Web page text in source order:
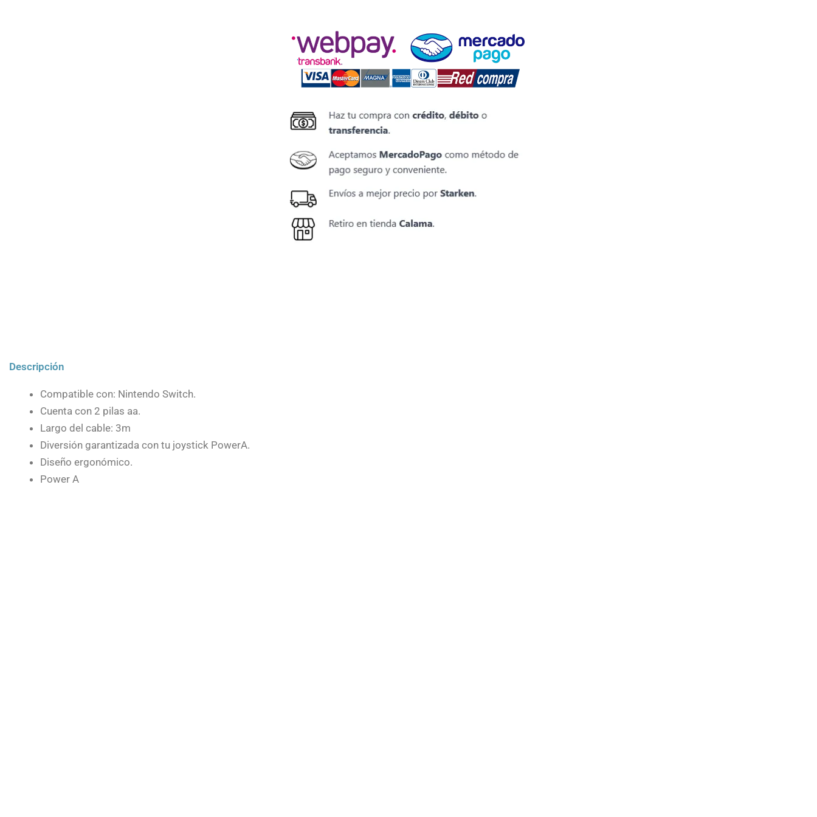
Descripción
Compatible con: Nintendo Switch.
Cuenta con 2 pilas aa.
Largo del cable: 3m
Diversión garantizada con tu joystick PowerA.
Diseño ergonómico.
Power A